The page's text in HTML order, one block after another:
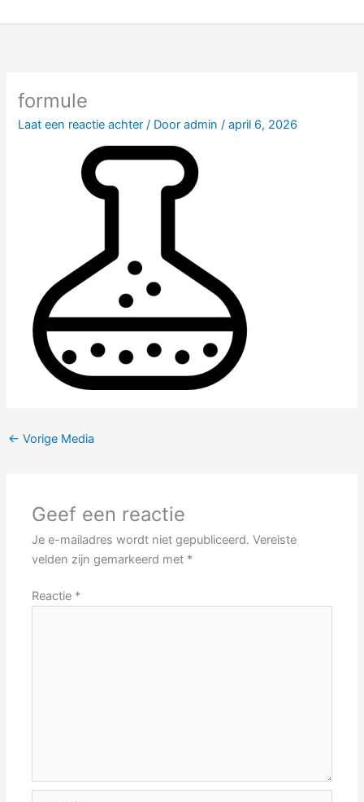
naar
formule
Laat een reactie achter / Dooradmin/april 6, 2026
← Vorige Media
Geef een reactie
Je e-mailadres wordt niet gepubliceerd. Vereiste
velden zijn gemarkeerd met *
Reactie *